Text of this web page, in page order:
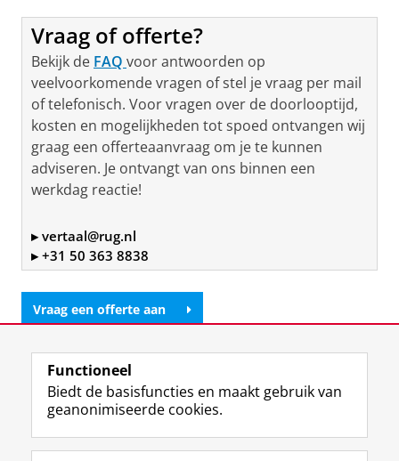
Vraag of offerte?
Bekijk de FAQ voor antwoorden op
veelvoorkomende vragen of stel je vraag per mail
of telefonisch. Voor vragen over de doorlooptijd,
kosten en mogelijkheden tot spoed ontvangen wij
graag een offerteaanvraag om je te kunnen
adviseren. Je ontvangt van ons binnen een
werkdag reactie!
▸ vertaal@rug.nl
▸ +31 50 363 8838
Vraag een offerte aan
Laatst gewijzigd:
View this page in:English
Functioneel
Biedt de basisfuncties en maakt gebruik van
geanonimiseerde cookies.